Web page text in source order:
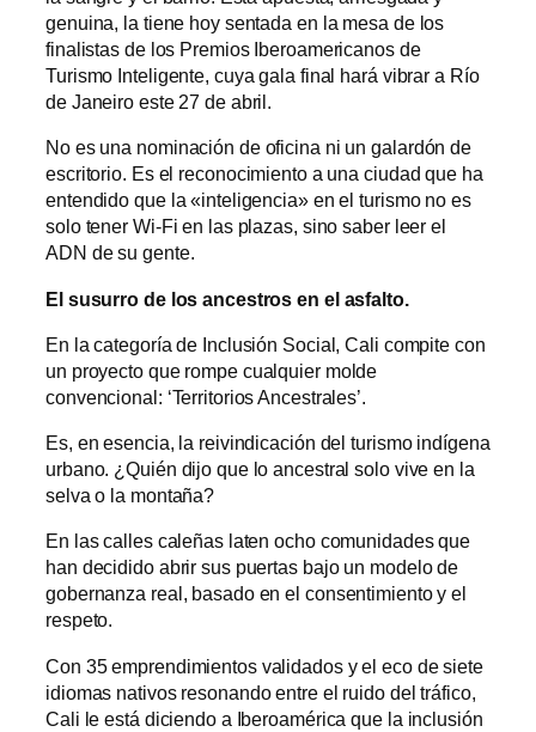
genuina, la tiene hoy sentada en la mesa de los
finalistas de los Premios Iberoamericanos de
Turismo Inteligente, cuya gala final hará vibrar a Río
de Janeiro este 27 de abril.
No es una nominación de oficina ni un galardón de
escritorio. Es el reconocimiento a una ciudad que ha
entendido que la «inteligencia» en el turismo no es
solo tener Wi-Fi en las plazas, sino saber leer el
ADN de su gente.
El susurro de los ancestros en el asfalto.
En la categoría de Inclusión Social, Cali compite con
un proyecto que rompe cualquier molde
convencional: ‘Territorios Ancestrales’.
Es, en esencia, la reivindicación del turismo indígena
urbano. ¿Quién dijo que lo ancestral solo vive en la
selva o la montaña?
En las calles caleñas laten ocho comunidades que
han decidido abrir sus puertas bajo un modelo de
gobernanza real, basado en el consentimiento y el
respeto.
Con 35 emprendimientos validados y el eco de siete
idiomas nativos resonando entre el ruido del tráfico,
Cali le está diciendo a Iberoamérica que la inclusión